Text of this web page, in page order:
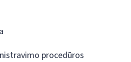
procedūros